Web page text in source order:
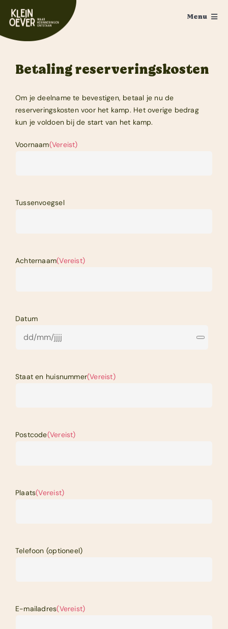
naar
inhoud
Menu
Home
Feesten
Trouwen
Ponykamp
Groepsaccommodatie
Betaling reserveringskosten
Om je deelname te bevestigen, betaal je nu de
reserveringskosten voor het kamp. Het overige bedrag
kun je voldoen bij de start van het kamp.
Voornaam(Vereist)
Tussenvoegsel
Achternaam(Vereist)
Datum
Staat en huisnummer(Vereist)
Postcode(Vereist)
Plaats(Vereist)
Telefoon (optioneel)
E-mailadres(Vereist)